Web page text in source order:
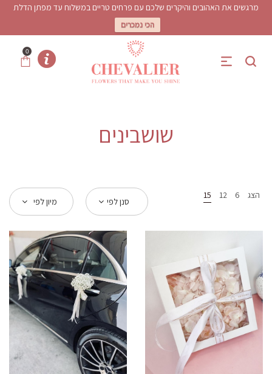
מרגשים את האהובים והיקרים שלכם עם פרחים טריים במשלוח עד מפתן הדלת
הכי נמכרים
0
שושבינים
הצג 6
12
15
סנן לפי מיון לפי